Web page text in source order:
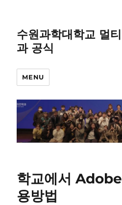
수원과학대학교 멀
과 공식
MENU
학교에서
용방법